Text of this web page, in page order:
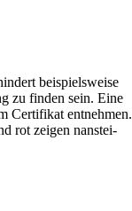
beispielsweise
zu finden sein. Eine
Certifikat entnehmen.
rot zeigen nanstei-